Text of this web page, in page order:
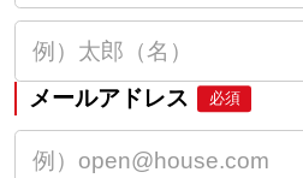
メールアドレス 必須